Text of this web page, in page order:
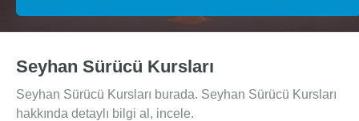
Seyhan Sürücü Kursları
Seyhan Sürücü Kursları burada. Seyhan Sürücü Kursları
hakkında detaylı bilgi al, incele.